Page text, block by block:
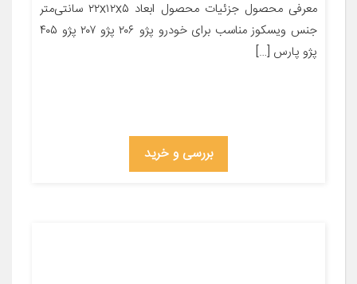
معرفی محصول جزئیات محصول ابعاد ۲۲x۱۲x۵ سانتی‌متر
جنس ویسکوز مناسب برای خودرو پژو ۲۰۶ پژو ۲۰۷ پژو ۴۰۵
پژو پارس […]
بررسی و خرید